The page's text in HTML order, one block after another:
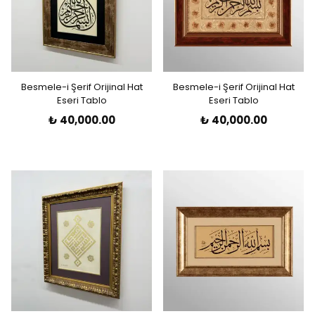
Besmele-i Şerif Orijinal Hat
Eseri Tablo
₺ 40,000.00
Besmele-i Şerif Orijinal Hat
Eseri Tablo
₺ 40,000.00